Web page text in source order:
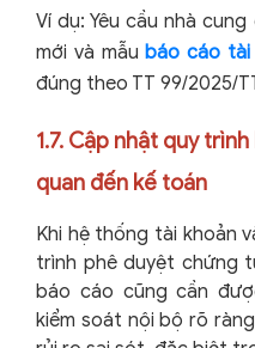
Ví dụ: Yêu cầu nhà
mới và mẫubáo cáo tài
đúng theo TT 99/2025/
1.7. Cập nhật quy
quan đến kế toán
Khi hệ thống tài khoản
trình phê duyệt chứng
báo cáo cũng cần
kiểm soát nội bộ rõ